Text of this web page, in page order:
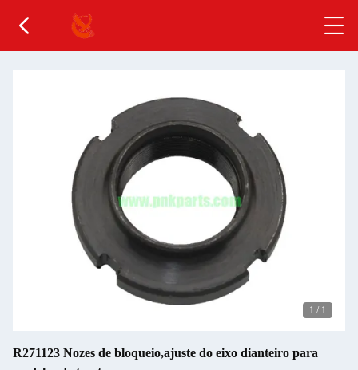
1 / 1
R271123 Nozes de bloqueio,ajuste do eixo dianteiro para